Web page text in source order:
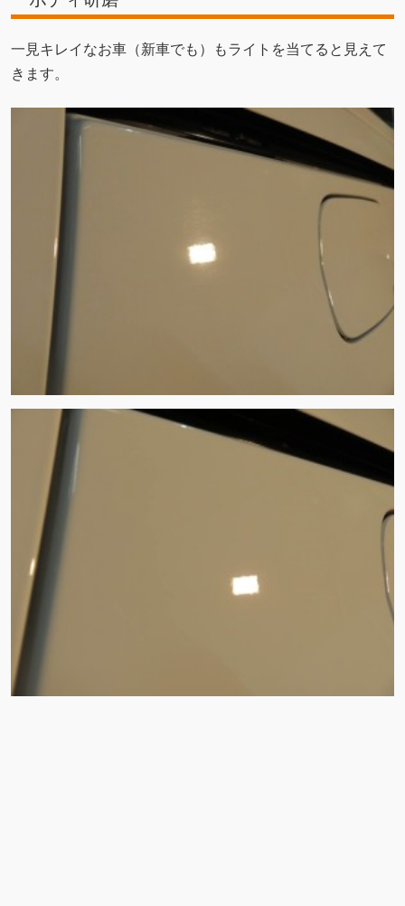
一見キレイなお車（新車でも）もライトを当てると見えて
きます。